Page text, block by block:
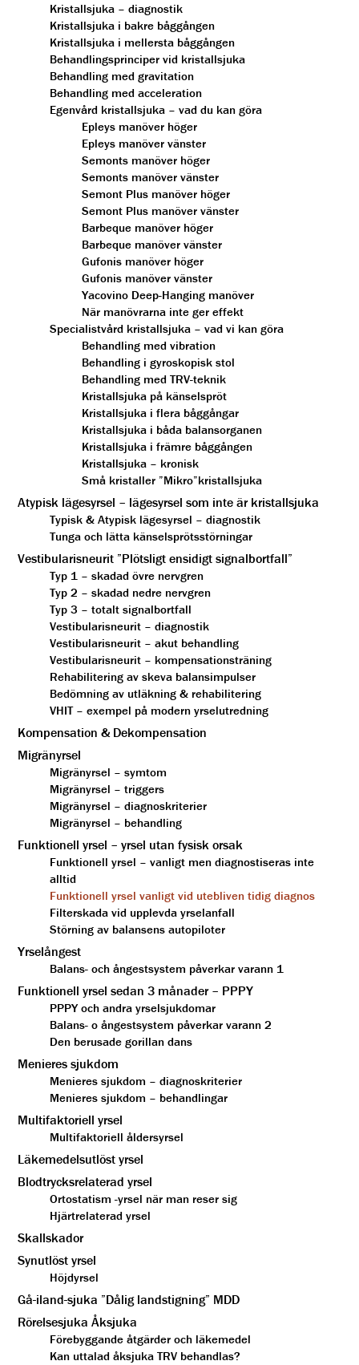
Kristallsjuka – diagnostik
Kristallsjuka i bakre båggången
Kristallsjuka i mellersta båggången
Behandlingsprinciper vid kristallsjuka
Behandling med gravitation
Behandling med acceleration
Egenvård kristallsjuka – vad du kan göra
Epleys manöver höger
Epleys manöver vänster
Semonts manöver höger
Semonts manöver vänster
Semont Plus manöver höger
Semont Plus manöver vänster
Barbeque manöver höger
Barbeque manöver vänster
Gufonis manöver höger
Gufonis manöver vänster
Yacovino Deep-Hanging manöver
När manövrarna inte ger effekt
Specialistvård kristallsjuka – vad vi kan göra
Behandling med vibration
Behandling i gyroskopisk stol
Behandling med TRV-teknik
Kristallsjuka på känselspröt
Kristallsjuka i flera båggångar
Kristallsjuka i båda balansorganen
Kristallsjuka i främre båggången
Kristallsjuka – kronisk
Små kristaller ”Mikro”kristallsjuka
Atypisk lägesyrsel – lägesyrsel som inte är kristallsjuka
Typisk & Atypisk lägesyrsel – diagnostik
Tunga och lätta känselsprötsstörningar
Vestibularisneurit ”Plötsligt ensidigt signalbortfall”
Typ 1 – skadad övre nervgren
Typ 2 – skadad nedre nervgren
Typ 3 – totalt signalbortfall
Vestibularisneurit – diagnostik
Vestibularisneurit – akut behandling
Vestibularisneurit – kompensationsträning
Rehabilitering av skeva balansimpulser
Bedömning av utläkning & rehabilitering
VHIT – exempel på modern yrselutredning
Kompensation & Dekompensation
Migränyrsel
Migränyrsel – symtom
Migränyrsel – triggers
Migränyrsel – diagnoskriterier
Migränyrsel – behandling
Funktionell yrsel – yrsel utan fysisk orsak
Funktionell yrsel – vanligt men diagnostiseras inte
alltid
Funktionell yrsel vanligt vid utebliven tidig diagnos
Filterskada vid upplevda yrselanfall
Störning av balansens autopiloter
Yrselångest
Balans- och ångestsystem påverkar varann 1
Funktionell yrsel sedan 3 månader – PPPY
PPPY och andra yrselsjukdomar
Balans- o ångestsystem påverkar varann 2
Den berusade gorillan dans
Menieres sjukdom
Menieres sjukdom – diagnoskriterier
Menieres sjukdom – behandlingar
Multifaktoriell yrsel
Multifaktoriell åldersyrsel
Läkemedelsutlöst yrsel
Blodtrycksrelaterad yrsel
Ortostatism -yrsel när man reser sig
Hjärtrelaterad yrsel
Skallskador
Synutlöst yrsel
Höjdyrsel
Gå-iland-sjuka ”Dålig landstigning” MDD
Rörelsesjuka Åksjuka
Förebyggande åtgärder och läkemedel
Kan uttalad åksjuka TRV behandlas?